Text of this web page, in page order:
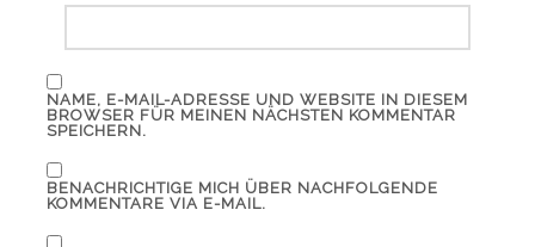
NAME, E-MAIL-ADRESSE UND WEBSITE IN DIESEM
BROWSER FÜR MEINEN NÄCHSTEN KOMMENTAR
SPEICHERN.
BENACHRICHTIGE MICH ÜBER NACHFOLGENDE
KOMMENTARE VIA E-MAIL.